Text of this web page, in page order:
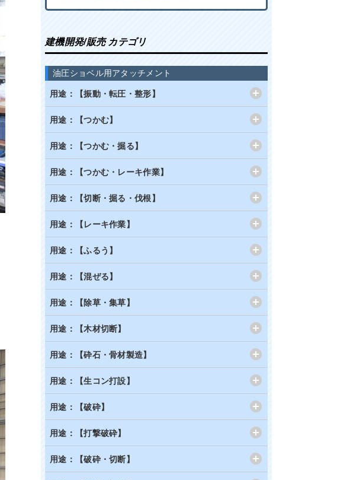
建機開発/販売 カテゴリ
油圧ショベル用アタッチメント
用途：【振動・転圧・整形】
用途：【つかむ】
用途：【つかむ・掘る】
用途：【つかむ・レーキ作業】
用途：【切断・掘る・伐根】
用途：【レーキ作業】
用途：【ふるう】
用途：【混ぜる】
用途：【除草・集草】
用途：【木材切断】
用途：【砕石・骨材製造】
用途：【生コン打設】
用途：【破砕】
用途：【打撃破砕】
用途：【破砕・切断】